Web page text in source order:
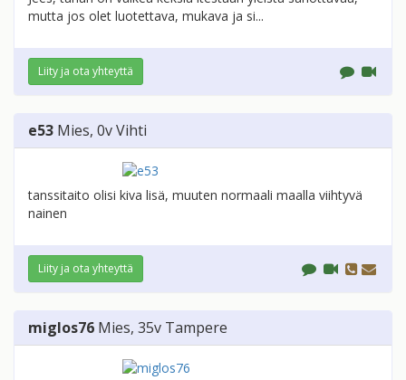
mutta jos olet luotettava, mukava ja si...
Liity ja ota yhteyttä
e53 Mies, 0vVihti
tanssitaito olisi kiva lisä, muuten normaali maalla viihtyvä
nainen
Liity ja ota yhteyttä
miglos76 Mies, 35v Tampere